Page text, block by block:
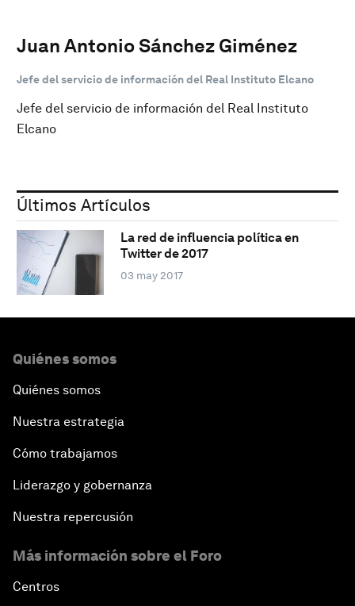
Juan Antonio Sánchez Giménez
Jefe del servicio de información del Real Instituto Elcano
Jefe del servicio de información del Real Instituto
Elcano
Últimos Artículos
La red de influencia política en
Twitter de 2017
03 may 2017
Quiénes somos
Quiénes somos
Nuestra estrategia
Cómo trabajamos
Liderazgo y gobernanza
Nuestra repercusión
Más información sobre el Foro
Centros